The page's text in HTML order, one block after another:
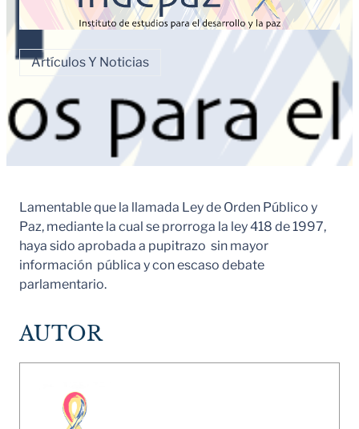
Artículos Y Noticias
Lamentable que la llamada Ley de Orden Público y
Paz, mediante la cual se prorroga la ley 418 de 1997,
haya sido aprobada a pupitrazo sin mayor
información pública y con escaso debate
parlamentario.
AUTOR